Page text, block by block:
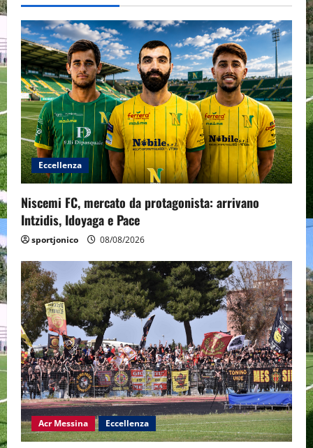
i
g
a
t
i
o
n
Eccellenza
Niscemi FC, mercato da protagonista: arrivano
Intzidis, Idoyaga e Pace
sportjonico 08/08/2026
Acr Messina Eccellenza